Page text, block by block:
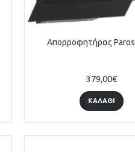
Απορροφητήρας
379,00€
ΚΑΛΆΘΙ